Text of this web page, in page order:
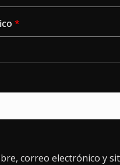
*
correo electrónico y